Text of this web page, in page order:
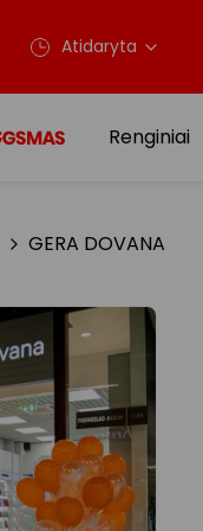
Atidaryta
Renginiai
GERA DOVANA